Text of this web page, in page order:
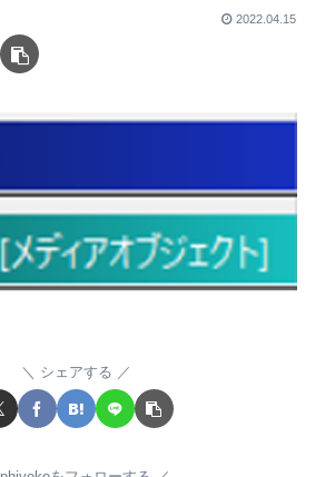
2022.04.15
シェアする